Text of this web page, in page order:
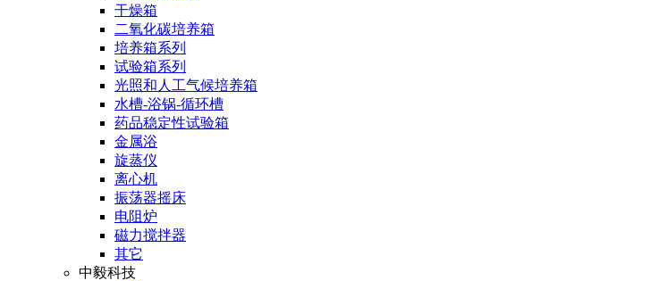
干燥箱
二氧化碳培养箱
培养箱系列
试验箱系列
光照和人工气候培养箱
水槽-浴锅-循环槽
药品稳定性试验箱
金属浴
旋蒸仪
离心机
振荡器摇床
电阻炉
磁力搅拌器
其它
中毅科技